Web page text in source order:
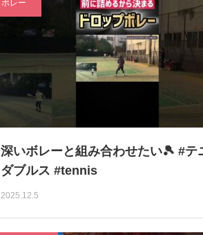
ボレー
深いボレーと組み合わせたい🎾 #テ
ダブルス #tennis
2025.12.5